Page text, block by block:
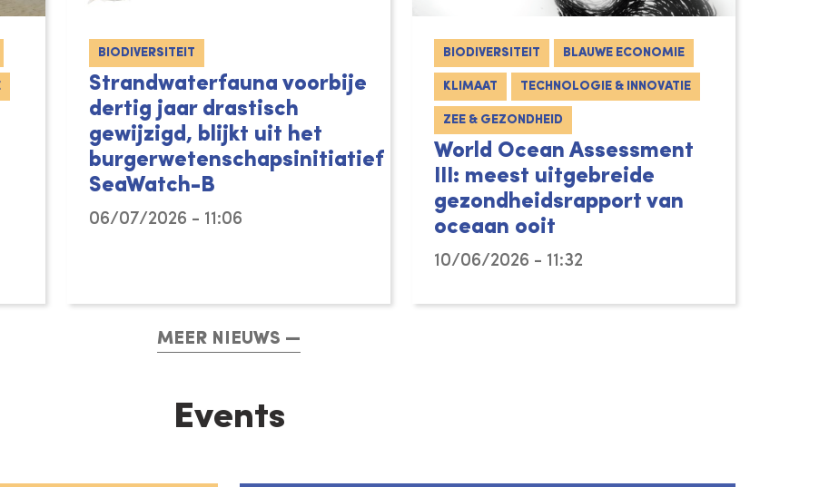
BIODIVERSITEIT
Strandwaterfauna voorbije
dertig jaar drastisch
gewijzigd, blijkt uit het
burgerwetenschapsinitiatief
SeaWatch-B
06/07/2026 - 11:06
BIODIVERSITEIT BLAUWE ECONOMIE
KLIMAAT TECHNOLOGIE & INNOVATIE
ZEE & GEZONDHEID
World Ocean Assessment
III: meest uitgebreide
gezondheidsrapport van
oceaan ooit
10/06/2026 - 11:32
MEER NIEUWS
Events